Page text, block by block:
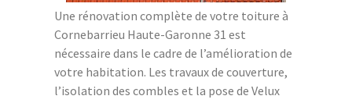
Une rénovation complète de votre toiture à
Cornebarrieu Haute-Garonne 31 est
nécessaire dans le cadre de l’amélioration de
votre habitation. Les travaux de couverture,
l’isolation des combles et la pose de Velux